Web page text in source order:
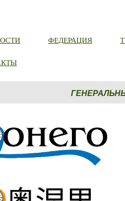
ФЕДЕРАЦИЯ